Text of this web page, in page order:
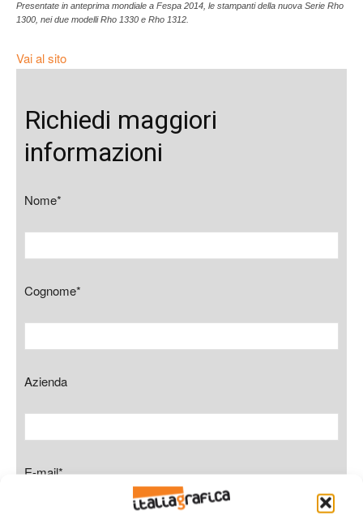
Presentate in anteprima mondiale a Fespa 2014, le stampanti della nuova Serie Rho
1300, nei due modelli Rho 1330 e Rho 1312.
Vai al sito
Richiedi maggiori
informazioni
Nome*
Cognome*
Azienda
E-mail*